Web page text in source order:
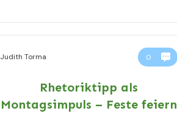
Judith Torma 0
Rhetoriktipp als
Montagsimpuls – Feste feiern